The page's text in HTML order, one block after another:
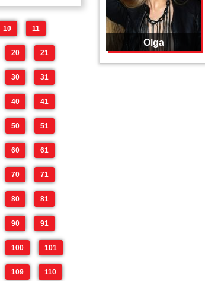
Olga
10 11
20 21
30 31
40 41
50 51
60 61
70 71
80 81
90 91
100 101
109 110